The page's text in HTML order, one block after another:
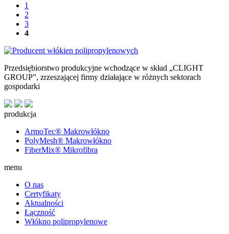
1
2
3
4
Przedsiębiorstwo produkcyjne wchodzące w skład „CLIGHT
GROUP”, zrzeszającej firmy działające w różnych sektorach
gospodarki
produkcja
ArmoTec® Makrowłókno
PolyMesh® Makrowłókno
FiberMix® Mikrofibra
menu
O nas
Certyfikaty
Aktualności
Łączność
Włókno polipropylenowe